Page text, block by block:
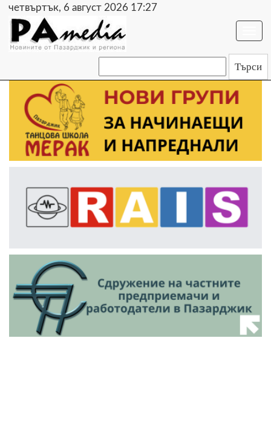
четвъртък, 6 август 2026 17:27